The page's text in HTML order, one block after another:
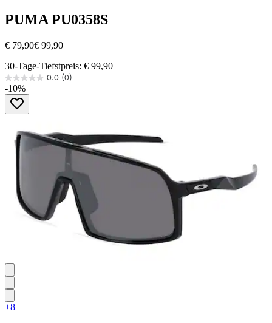
PUMA PU0358S
€ 79,90€ 99,90
30-Tage-Tiefstpreis: € 99,90
0.0 (0)
0.0
von
Sternen.
-10%
+8